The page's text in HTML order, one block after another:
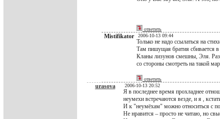
ответить
Mistifikator 2006-10-13 09:44
Только не надо ссылаться на
Там пишущая братия сбивается в
Кланы лизунов смешны, Эля.
со стороны смотреть на такой
ответить
urasova 2006-10-13 20:52
Я в последнее время прохладнее
неумехи встречаются везде, и я ,
И к "неумёхам" можно относиться с
Не нравится – просто не читаю, но